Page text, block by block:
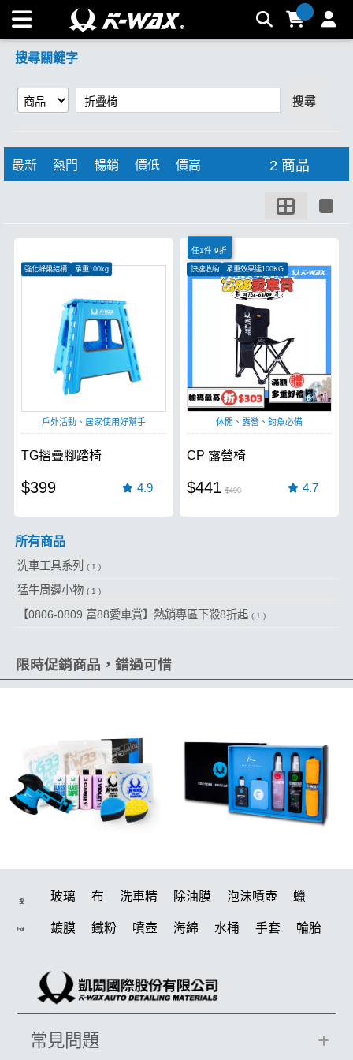
【折疊椅】搜尋結果 | K-WAX台灣汽車美容材料
搜尋關鍵字
搜尋
最新 熱門 暢銷 價低 價高 2 商品
強化蜂巢結構
承重100kg
戶外活動、居家使用好幫手
TG摺疊腳踏椅
$399 4.9
任1件 9折
快速收納
承重效果達100KG
側邊口袋設計
休閒、露營、釣魚必備
CP 露營椅
$441 $490 4.7
所有商品
洗車工具系列 ( 1 )
猛牛周邊小物 ( 1 )
【0806-0809 富88愛車賞】熱銷專區下殺8折起 ( 1 )
限時促銷商品，錯過可惜
搜
Hot
玻璃 布 洗車精 除油膜 泡沫噴壺 蠟
鍍膜 鐵粉 噴壺 海綿 水桶 手套 輪胎
鍍膜劑 打蠟棉 拋光 瓷土
常見問題